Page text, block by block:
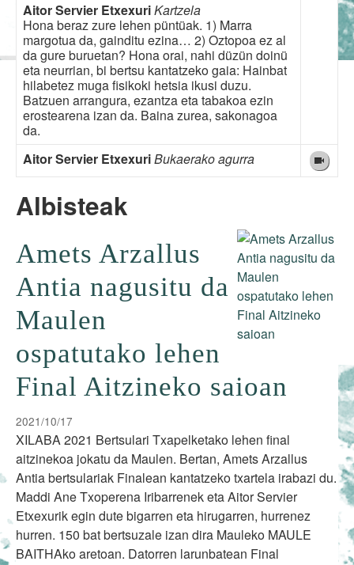
Aitor Servier EtxexuriKartzela
Hona beraz zure lehen püntüak. 1) Marra
margotua da, gainditu ezina… 2) Oztopoa ez al
da gure buruetan? Hona orai, nahi düzün doinü
eta neurrian, bi bertsu kantatzeko gaia: Hainbat
hilabetez muga fisikoki hetsia ikusi duzu.
Batzuen arrangura, ezantza eta tabakoa ezin
erostearena izan da. Baina zurea, sakonagoa
da.
Aitor Servier EtxexuriBukaerako agurra
Albisteak
Amets Arzallus
Antia nagusitu da
Maulen
ospatutako lehen
Final Aitzineko saioan
2021/10/17
XILABA 2021 Bertsulari Txapelketako lehen final
aitzinekoa jokatu da Maulen. Bertan, Amets Arzallus
Antia bertsulariak Finalean kantatzeko txartela irabazi du.
Maddi Ane Txoperena Iribarrenek eta Aitor Servier
Etxexurik egin dute bigarren eta hirugarren, hurrenez
hurren. 150 bat bertsuzale izan dira Mauleko MAULE
BAITHAko aretoan. Datorren larunbatean Final